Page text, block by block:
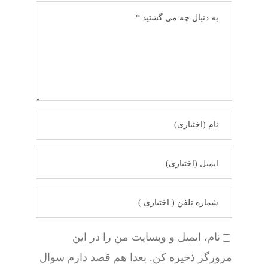
نام، ایمیل و وبسایت من را در این
مرورگر ذخیره کن. بعدا هم قصد دارم سوال